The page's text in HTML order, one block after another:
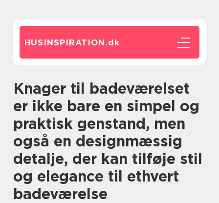
HUSINSPIRATION.dk
Knager til badeværelset
er ikke bare en simpel og
praktisk genstand, men
også en designmæssig
detalje, der kan tilføje stil
og elegance til ethvert
badeværelse